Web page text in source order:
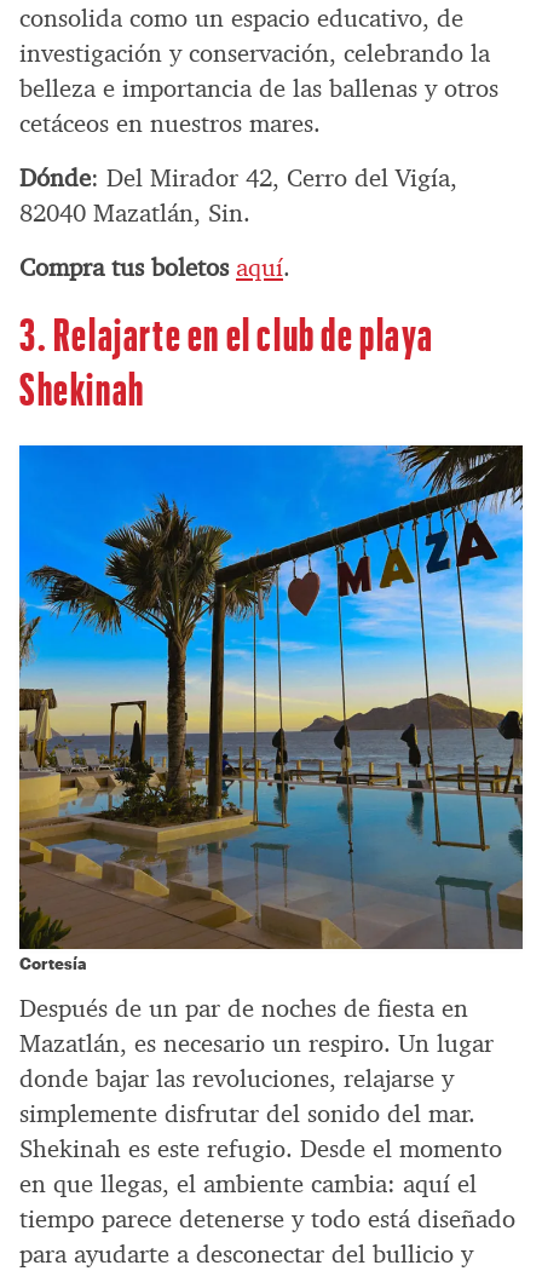
consolida como un espacio educativo, de
investigación y conservación, celebrando la
belleza e importancia de las ballenas y otros
cetáceos en nuestros mares.
Dónde: Del Mirador 42, Cerro del Vigía,
82040 Mazatlán, Sin.
Compra tus boletos aquí.
3. Relajarte en el club de playa
Shekinah
Cortesía
Después de un par de noches de fiesta en
Mazatlán, es necesario un respiro. Un lugar
donde bajar las revoluciones, relajarse y
simplemente disfrutar del sonido del mar.
Shekinah es este refugio. Desde el momento
en que llegas, el ambiente cambia: aquí el
tiempo parece detenerse y todo está diseñado
para ayudarte a desconectar del bullicio y